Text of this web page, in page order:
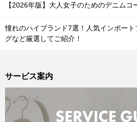
【2026年版】大人女子のためのデニムコ
憧れのハイブランド7選！人気インポー
グなど厳選してご紹介！
サービス案内